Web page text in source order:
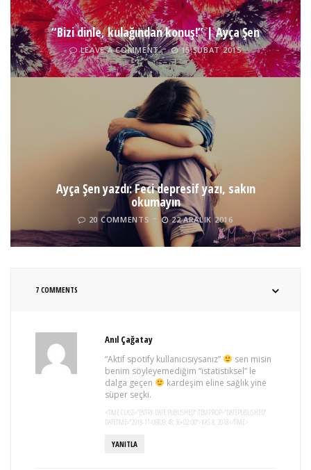
“Bizi dinle, kulağından konuş!” | Ayça Şen
LEAVE A COMMENT 15 ŞUBAT 2015
Ayça Şen yazdı: Feci depresif yazı, sakın
okumayın
20 COMMENTS 22 ARALIK 2016
7 COMMENTS
Anıl Çağatay
“Aktif spotify kullanıcısıysanız”
sen misin
benim söyleyemediğim “istatistiksel” le
dalga geçen
kardeşim eline sağlık yine
süper seçki.
<TIME CLASS="ENTRY-DATE PUBLISHED" ITEMPROP="DATEPUBLISHED"
DATETIME="2018-11-08T09:48:36+02:00">KAS 8, 2018</TIME>
YANITLA